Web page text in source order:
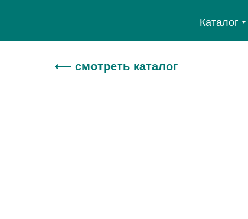
Каталог
⟵ смотреть каталог